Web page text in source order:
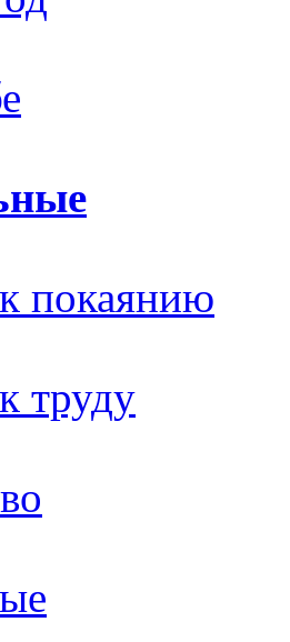
покаянию
труду